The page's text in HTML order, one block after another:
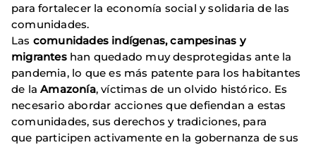
para fortalecer la economía social y solidaria de las
comunidades.
Las comunidades indígenas, campesinas y
migrantes han quedado muy desprotegidas ante la
pandemia, lo que es más patente para los habitantes
de laAmazonía, víctimas de un olvido histórico. Es
necesario abordar acciones que defiendan a estas
comunidades, sus derechos y tradiciones, para
que participen activamente en la gobernanza de sus